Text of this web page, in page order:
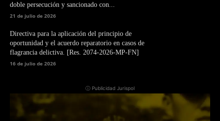
doble persecución y sancionado con...
21 de julio de 2026
Directiva para la aplicación del principio de
oportunidad y el acuerdo reparatorio en casos de
flagrancia delictiva. [Res. 2074-2026-MP-FN]
16 de julio de 2026
ⓘ Publicidad Jurispol